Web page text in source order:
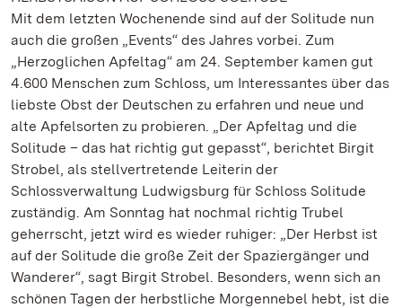
Mit dem letzten Wochenende sind auf der Solitude nun
auch die großen „Events“ des Jahres vorbei. Zum
„Herzoglichen Apfeltag“ am 24. September kamen gut
4.600 Menschen zum Schloss, um Interessantes über das
liebste Obst der Deutschen zu erfahren und neue und
alte Apfelsorten zu probieren. „Der Apfeltag und die
Solitude – das hat richtig gut gepasst“, berichtet Birgit
Strobel, als stellvertretende Leiterin der
Schlossverwaltung Ludwigsburg für Schloss Solitude
zuständig. Am Sonntag hat nochmal richtig Trubel
geherrscht, jetzt wird es wieder ruhiger: „Der Herbst ist
auf der Solitude die große Zeit der Spaziergänger und
Wanderer“, sagt Birgit Strobel. Besonders, wenn sich an
schönen Tagen der herbstliche Morgennebel hebt, ist die